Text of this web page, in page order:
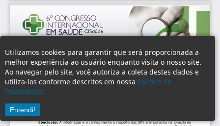
Utilizamos cookies para garantir que será proporcionada a
melhor experiência ao usuário enquanto visita o nosso site.
Ao navegar pelo site, você autoriza a coleta destes dados e
utiliza-los conforme descritos em nossa Política de
Privacidade.
Entendi!